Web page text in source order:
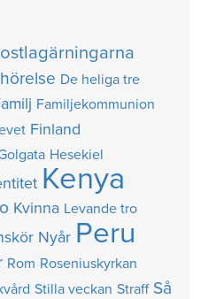
De heliga tre
Familjekommunion
Finland
Hesekiel
Kenya
Kvinna Levande tro
Nyår Peru
Rom Roseniuskyrkan
Stilla veckan Straff Så